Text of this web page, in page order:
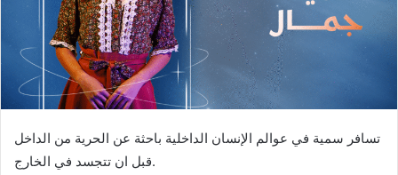
تسافر سمية في عوالم الإنسان الداخلية باحثة عن الحرية من الداخل
قبل ان تتجسد في الخارج.